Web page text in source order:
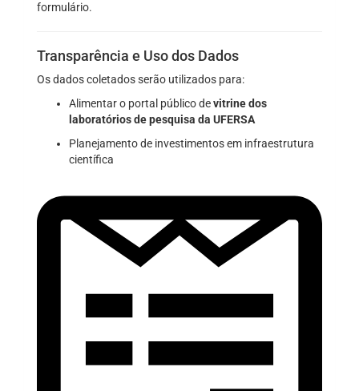
formulário.
Transparência e Uso dos Dados
Os dados coletados serão utilizados para:
Alimentar o portal público devitrine dos
laboratórios de pesquisa da UFERSA
Planejamento de investimentos em infraestrutura
científica